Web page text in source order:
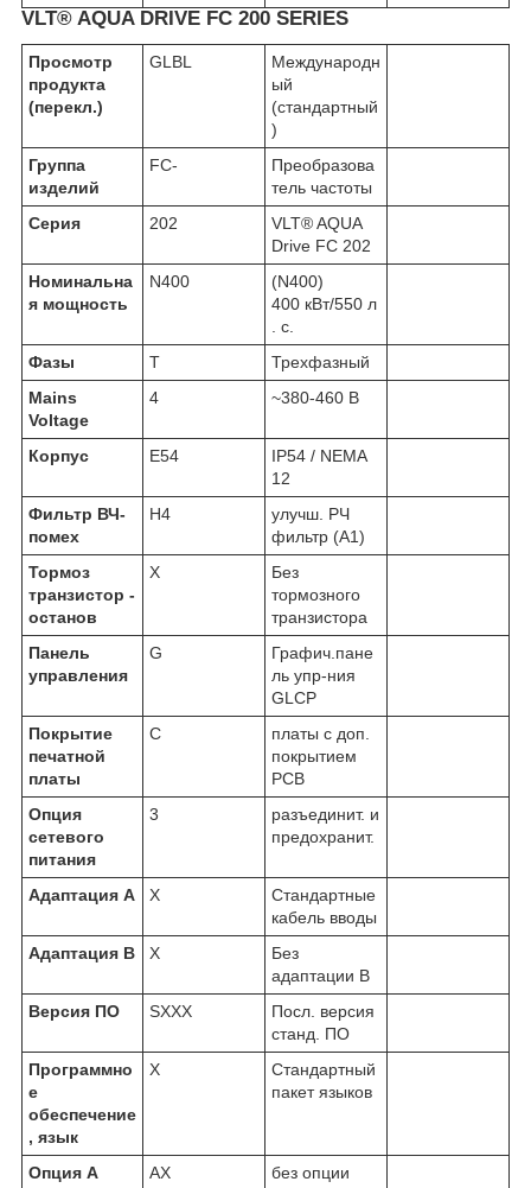
VLT® AQUA DRIVE FC 200 SERIES
Просмотр
продукта
(перекл.)
GLBL
Международн
ый
(стандартный
)
Группа
изделий
FC-
Преобразова
тель частоты
Серия
202
VLT® AQUA
Drive FC 202
Номинальна
я мощность
N400
(N400)
400 кВт/550 л
. с.
Фазы
T
Трехфазный
Mains
Voltage
4 ~380-460 В
Корпус E54
IP54 / NEMA
12
Фильтр ВЧ-
помех
H4
улучш. РЧ
фильтр (А1)
Тормоз
транзистор -
останов
X
Без
тормозного
транзистора
Панель
управления
G
Графич.пане
ль упр-ния
GLCP
Покрытие
печатной
платы
C
платы с доп.
покрытием
PCB
Опция
сетевого
питания
3
разъединит. и
предохранит.
Адаптация А X
Стандартные
кабель вводы
Адаптация В
X
Без
адаптации B
Версия ПО
SXXX
Посл. версия
станд. ПО
Программно
е
обеспечение
, язык
X
Стандартный
пакет языков
Опция A AX
без опции